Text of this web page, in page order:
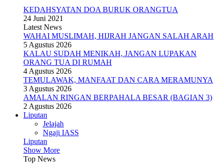
KEDAHSYATAN DOA BURUK ORANGTUA
24 Juni 2021
Latest News
WAHAI MUSLIMAH, HIJRAH JANGAN SALAH ARAH
5 Agustus 2026
KALAU SUDAH MENIKAH, JANGAN LUPAKAN
ORANG TUA DI RUMAH
4 Agustus 2026
TEMULAWAK, MANFAAT DAN CARA MERAMUNYA
3 Agustus 2026
AMALAN RINGAN BERPAHALA BESAR (BAGIAN 3)
2 Agustus 2026
Liputan
Jelajah
Ngaji IASS
Liputan
Show More
Top News